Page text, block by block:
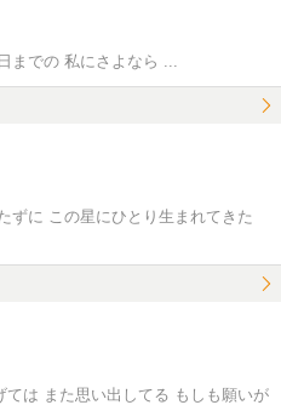
までの 私にさよなら ...
ずに この星にひとり生まれてきた
は また思い出してる もしも願いが